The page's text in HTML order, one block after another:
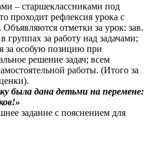
– старшеклассниками под
проходит рефлексия урока с
отметки за урок: зав.
за работу над задачами;
за особую позицию при
решение задач; всем
работы. (Итого за
была дана детьми на перемене:
задание с пояснением для